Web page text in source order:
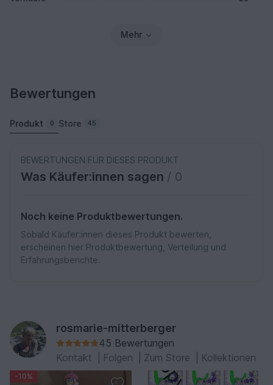
Mehr
Bewertungen
Produkt 0 Store 45
BEWERTUNGEN FÜR DIESES PRODUKT
Was Käufer:innen sagen / 0
Noch keine Produktbewertungen.
Sobald Käufer:innen dieses Produkt bewerten,
erscheinen hier Produktbewertung, Verteilung und
Erfahrungsberichte.
rosmarie-mitterberger
45 Bewertungen
Kontakt
Folgen Zum Store Kollektionen
-10%